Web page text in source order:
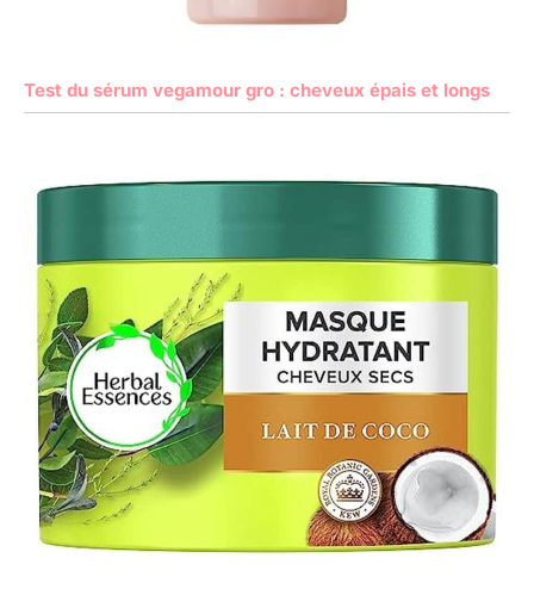
Test du sérum vegamour gro : cheveux épais et longs